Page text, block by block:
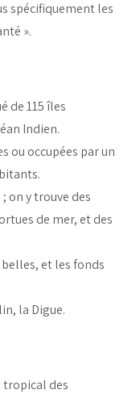
spécifiquement les
».
de 115 îles
Indien.
ou occupées par un
on y trouve des
de mer, et des
et les fonds
la Digue.
tropical des